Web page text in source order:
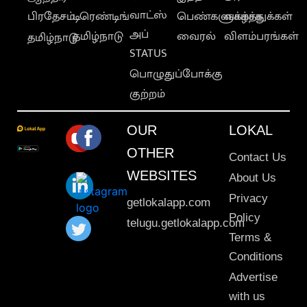
பிரதேசம்
தமிழ்நாடு
டிரெண்டிங்
தமிழ்நாடு
வாட்ஸ்
அப்
STATUS
பொழுதுப்போக்கு
குற்றம்
பெண்களுக்காக
வைரல்
வாழ்த்துக்கள்
விளம்பரங்கள்
OUR
OTHER
WEBSITES
getlokalapp.com
telugu.getlokalapp.com
LOKAL
Contact Us
About Us
Privacy
Policy
Terms &
Conditions
Advertise
with us